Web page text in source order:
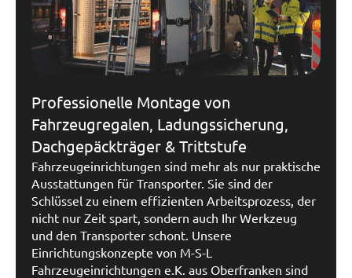
Professionelle Montage von
Fahrzeugregalen, Ladungssicherung,
Dachgepäckträger & Trittstufe
Fahrzeugeinrichtungen sind mehr als nur praktische
Ausstattungen für Transporter. Sie sind der
Schlüssel zu einem effizienten Arbeitsprozess, der
nicht nur Zeit spart, sondern auch Ihr Werkzeug
und den Transporter schont. Unsere
Einrichtungskonzepte von M-S-L
Fahrzeugeinrichtungen e.K. aus Oberfranken sind